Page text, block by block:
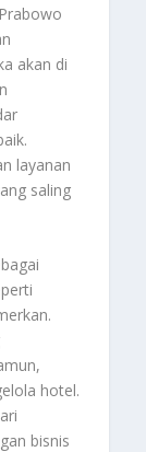
akan di
layanan
saling
hotel.
bisnis